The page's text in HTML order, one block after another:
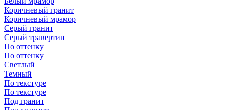
Коричневый гранит
Коричневый мрамор
Серый гранит
Серый травертин
По оттенку
По оттенку
Светлый
Темный
По текстуре
По текстуре
Под гранит